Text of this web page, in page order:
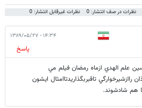
نظرات در صف انتشار: 0 نظرات غیرقابل انتشار: 0
۱۴:۳۴ - ۱۳۸۹/۰۵/۲۷
پاسخ
علم الهدي ازماه رمضان فيلم مي
راازشيرخوارگي تاقبربگذاريدتاامثال ايشون
هم شادشوند.